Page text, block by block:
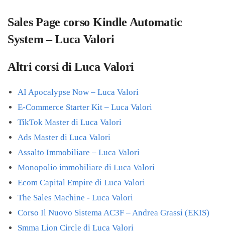
Sales Page corso Kindle Automatic
System – Luca Valori
Altri corsi di Luca Valori
AI Apocalypse Now – Luca Valori
E-Commerce Starter Kit – Luca Valori
TikTok Master di Luca Valori
Ads Master di Luca Valori
Assalto Immobiliare – Luca Valori
Monopolio immobiliare di Luca Valori
Ecom Capital Empire di Luca Valori
The Sales Machine - Luca Valori
Corso Il Nuovo Sistema AC3F – Andrea Grassi (EKIS)
Smma Lion Circle di Luca Valori